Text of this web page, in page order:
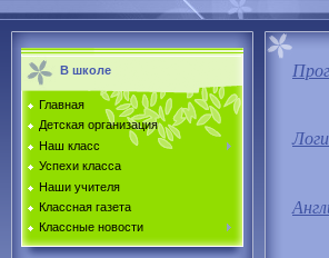
В школе
Главная
Детская организация
Наш класс
Успехи класса
Наши учителя
Классная газета
Классные новости